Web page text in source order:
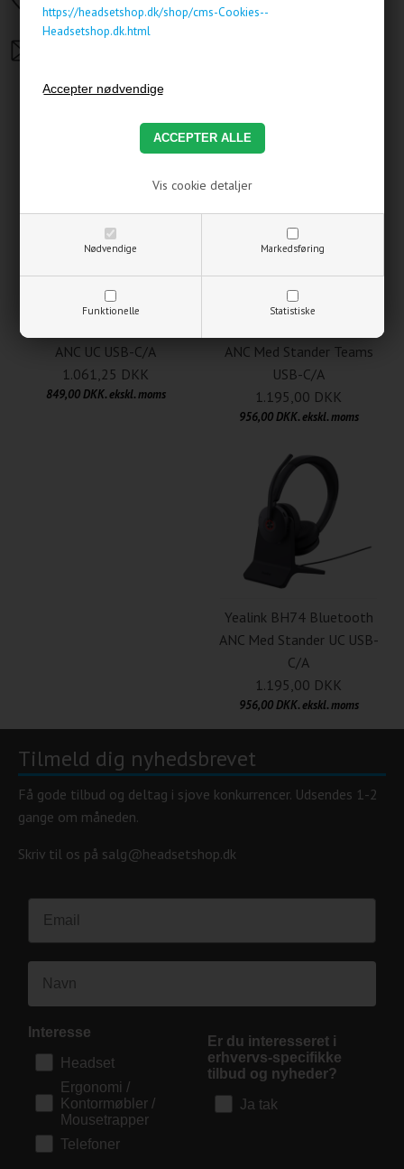
https://headsetshop.dk/shop/cms-Cookies--
Headsetshop.dk.html
Nødvendige Markedsføring
Funktionelle Statistiske
Vis cookie detaljer
Andre købte også
ANC UC USB-C/A
1.061,25 DKK
849,00 DKK. ekskl. moms
ANC Med Stander Teams
USB-C/A
1.195,00 DKK
956,00 DKK. ekskl. moms
Yealink BH74 Bluetooth
ANC Med Stander UC USB-
C/A
1.195,00 DKK
956,00 DKK. ekskl. moms
Tilmeld dig nyhedsbrevet
Få gode tilbud og deltag i sjove konkurrencer. Udsendes 1-2
gange om måneden.
Skriv til os på salg@headsetshop.dk
Interesse
Headset
Ergonomi /
Kontormøbler /
Mousetrapper
Telefoner
Er du interesseret i
erhvervs-specifikke
tilbud og nyheder?
Ja tak